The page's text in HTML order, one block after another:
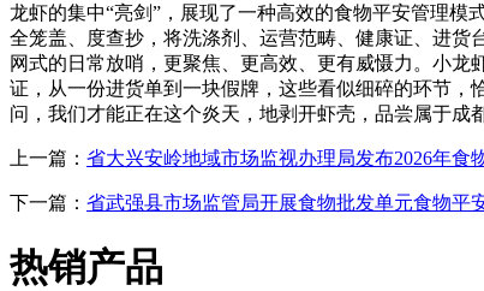
龙虾的集中“亮剑”，展现了一种高效的食物平安管理
全笼盖、度查抄，将洗涤剂、运营范畴、健康证、进货
网式的日常放哨，更聚焦、更高效、更有威慑力。小
证，从一份进货单到一块假牌，这些看似细碎的环节
问，我们才能正在这个炎天，地剥开虾壳，品尝属于成
上一篇： 省大兴安岭地域市场监视办理局发布2026年食
下一篇： 省武强县市场监管局开展食物批发单元食物平
热销产品